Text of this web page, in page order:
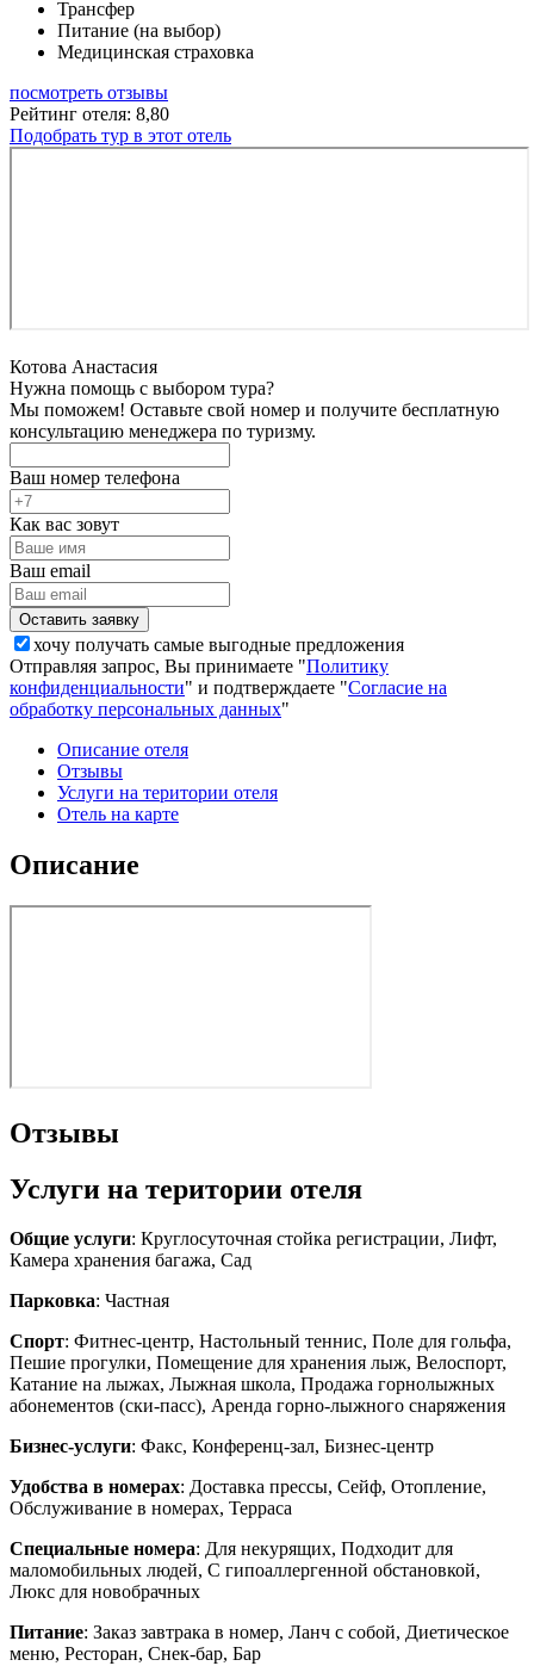
Трансфер
Питание (на выбор)
Медицинская страховка
посмотреть отзывы
Рейтинг отеля: 8,80
Подобрать тур в этот отель
Котова Анастасия
Нужна помощь с выбором тура?
Мы поможем! Оставьте свой номер и получите бесплатную
консультацию менеджера по туризму.
Ваш номер телефона
Как вас зовут
Ваш email
хочу получать самые выгодные предложения
Отправляя запрос, Вы принимаете "Политику
конфиденциальности" и подтверждаете "Согласие на
обработку персональных данных"
Описание отеля
Отзывы
Услуги на територии отеля
Отель на карте
Описание
Отзывы
Услуги на територии отеля
Общие услуги: Круглосуточная стойка регистрации, Лифт,
Камера хранения багажа, Сад
Парковка: Частная
Спорт: Фитнес-центр, Настольный теннис, Поле для гольфа,
Пешие прогулки, Помещение для хранения лыж, Велоспорт,
Катание на лыжах, Лыжная школа, Продажа горнолыжных
абонементов (ски-пасс), Аренда горно-лыжного снаряжения
Бизнес-услуги: Факс, Конференц-зал, Бизнес-центр
Удобства в номерах: Доставка прессы, Сейф, Отопление,
Обслуживание в номерах, Терраса
Специальные номера: Для некурящих, Подходит для
маломобильных людей, C гипоаллергенной обстановкой,
Люкс для новобрачных
Питание: Заказ завтрака в номер, Ланч с собой, Диетическое
меню, Ресторан, Снек-бар, Бар